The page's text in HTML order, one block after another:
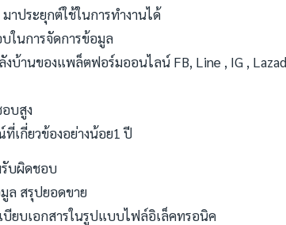
าประยุกต์ใช้ในการทำงานได้
ในการจัดการข้อมูล
งบ้านของแพล็ตฟอร์มออนไลน์ FB, Line , IG ,
บสูง
เกี่ยวข้องอย่างน้อย1 ปี
บผิดชอบ
ล สรุปยอดขาย
บียบเอกสารในรูปแบบไฟล์อิเล็คทรอนิค